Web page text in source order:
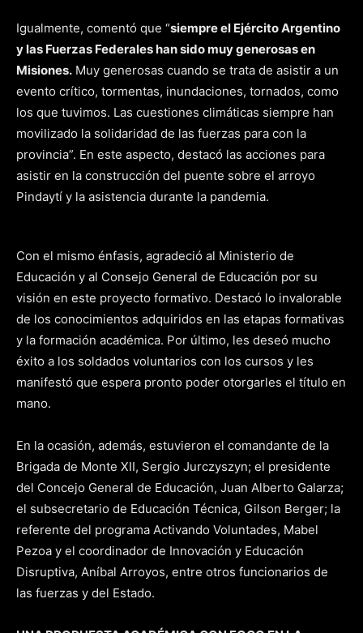
Igualmente, comentó que “siempre el Ejército Argentino
y las Fuerzas Federales han sido muy generosas en
Misiones. Muy generosas cuando se trata de asistir a un
evento crítico, tormentas, inundaciones, tornados, como
los que tuvimos. Las cuestiones climáticas siempre han
movilizado la solidaridad de las fuerzas para con la
provincia”. En este aspecto, destacó las acciones para
asistir en la construcción del puente sobre el arroyo
Pindaytí y la asistencia durante la pandemia.
Con el mismo énfasis, agradeció al Ministerio de
Educación y al Consejo General de Educación por su
visión en este proyecto formativo. Destacó lo invalorable
de los conocimientos adquiridos en las etapas formativas
y la formación académica. Por último, les deseó mucho
éxito a los soldados voluntarios con los cursos y les
manifestó que espera pronto poder otorgarles el título en
mano.
En la ocasión, además, estuvieron el comandante de la
Brigada de Monte XII, Sergio Jurczyszyn; el presidente
del Concejo General de Educación, Juan Alberto Galarza;
el subsecretario de Educación Técnica, Gilson Berger; la
referente del programa Activando Voluntades, Mabel
Pezoa y el coordinador de Innovación y Educación
Disruptiva, Aníbal Arroyos, entre otros funcionarios de
las fuerzas y del Estado.